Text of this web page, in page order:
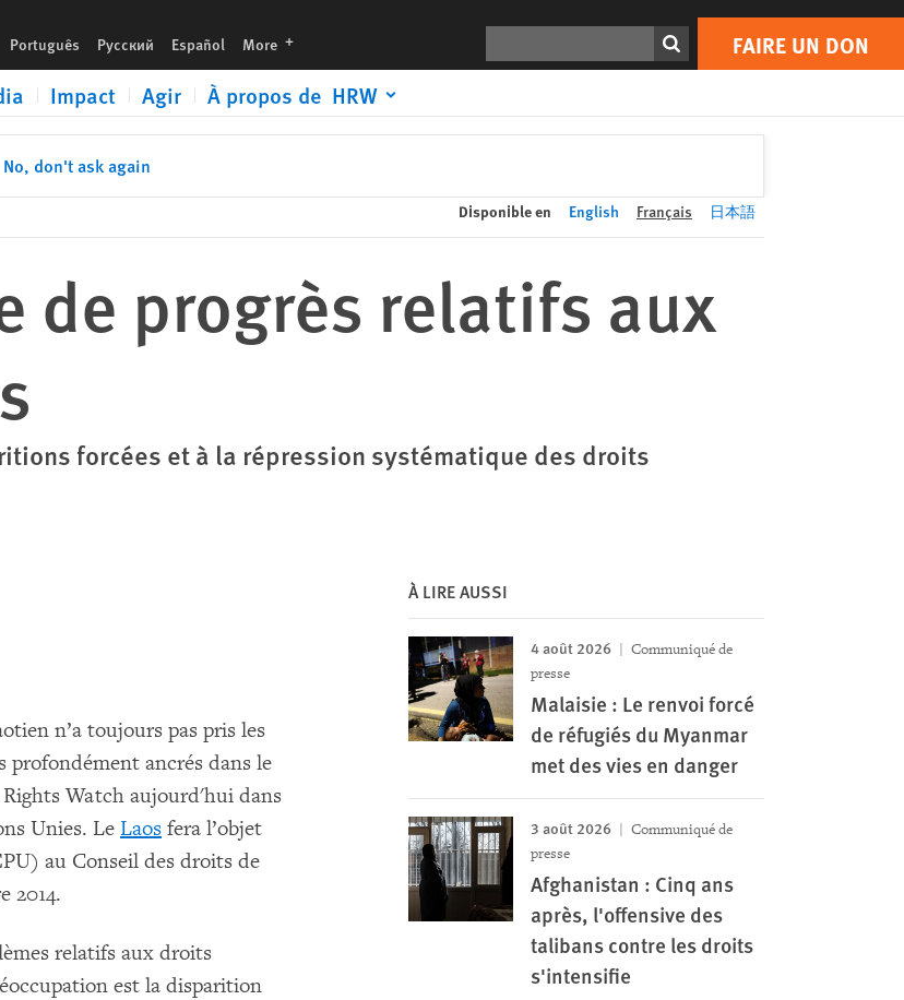
Português Русский Español More languages FAIRE UN DON
Impact Agir À propos de HRW
No, don't ask again
Print FAIRE UN DON
Disponible en English Français 日本語
de progrès relatifs aux
forcées et à la répression systématique des droits
n’a toujours pas pris les
profondément ancrés dans le
Watch aujourd'hui dans
Unies. Le Laos fera l’objet
au Conseil des droits de
2014.
relatifs aux droits
est la disparition
À LIRE AUSSI
4 août 2026
Communiqué de
presse
Malaisie : Le renvoi forcé
de réfugiés du Myanmar
met des vies en danger
3 août 2026
Communiqué de
presse
Afghanistan : Cinq ans
après, l'offensive des
talibans contre les droits
s'intensifie